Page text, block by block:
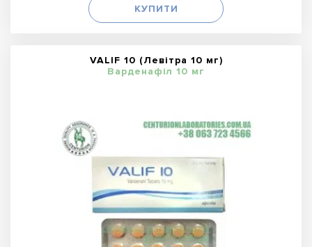
КУПИТИ
VALIF 10 (Левітра 10 мг)
Варденафіл 10 мг